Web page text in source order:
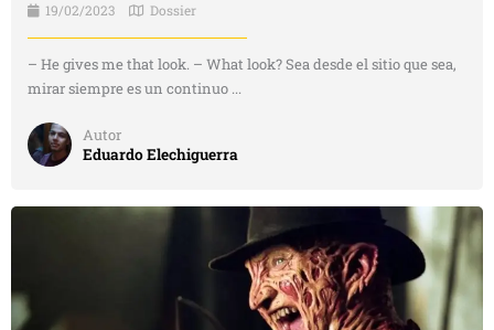
19/02/2023 Dossier
– He gives me that look. – What look? Sea desde el sitio que sea,
mirar siempre es un continuo ...
Autor
Eduardo Elechiguerra